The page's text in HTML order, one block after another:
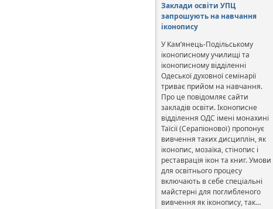
Заклади освіти УПЦ
запрошують на навчання
іконопису
У Кам’янець-Подільському
іконописному училищі та
іконописному відділенні
Одеської духовної семінарії
триває прийом на навчання.
Про це повідомляє сайти
закладів освіти. Іконописне
відділення ОДС імені монахині
Таїсії (Серапіонової) пропонує
вивчення таких дисциплін, як
іконопис, мозаїка, стінопис і
реставрація ікон та книг. Умови
для освітнього процесу
включають в себе спеціальні
майстерні для поглибленого
вивчення як іконопису, так…